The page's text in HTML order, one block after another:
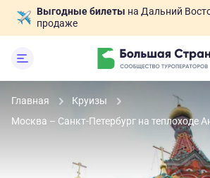
Выгодные билеты на Дальний
продаже
Главная
Круизы
Москва – Санкт-Петербург на теплоходе